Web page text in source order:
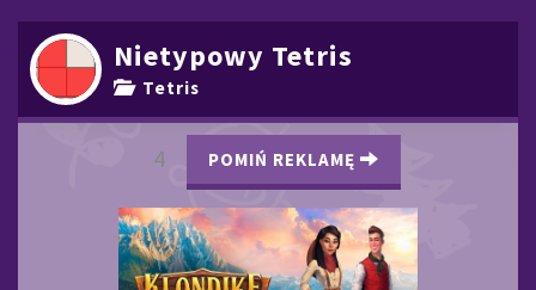
Nietypowy Tetris
Tetris
3 POMIŃ REKLAMĘ